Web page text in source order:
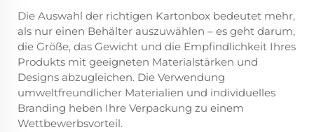
Die Auswahl der richtigen Kartonbox bedeutet mehr,
als nur einen Behälter auszuwählen – es geht darum,
die Größe, das Gewicht und die Empfindlichkeit Ihres
Produkts mit geeigneten Materialstärken und
Designs abzugleichen. Die Verwendung
umweltfreundlicher Materialien und individuelles
Branding heben Ihre Verpackung zu einem
Wettbewerbsvorteil.